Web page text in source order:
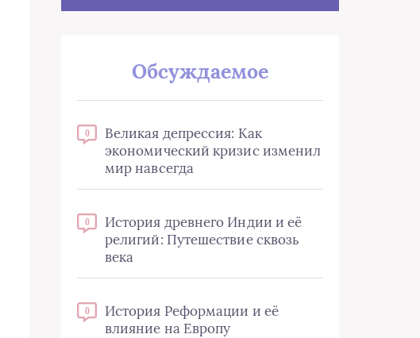
Обсуждаемое
0
Великая депрессия: Как
экономический кризис изменил
мир навсегда
0
История древнего Индии и её
религий: Путешествие сквозь
века
0
История Реформации и её
влияние на Европу